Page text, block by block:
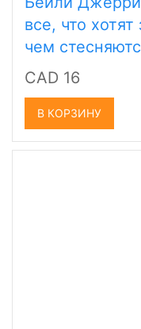
все, что
чем
CAD 16
В КОРЗИНУ